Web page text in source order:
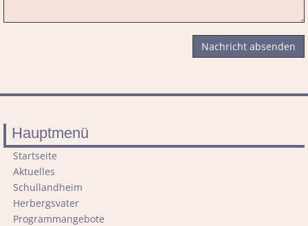
Nachricht absenden
Hauptmenü
Navigation
überspringen
Startseite
Aktuelles
Schullandheim
Herbergsvater
Programmangebote